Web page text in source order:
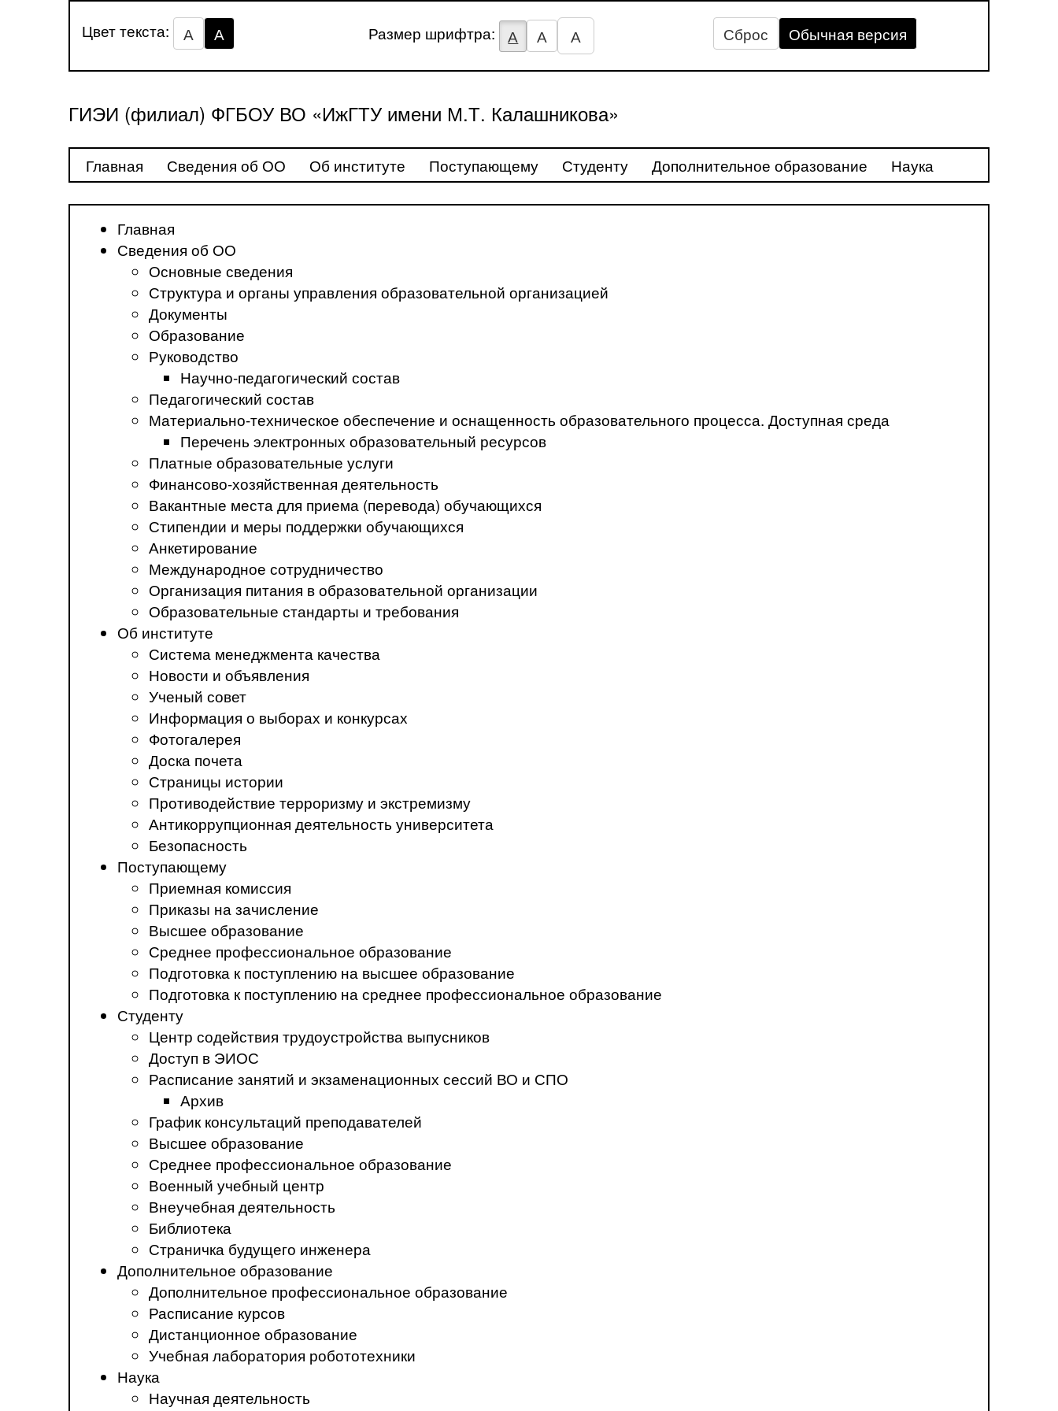
Цвет текста: А А Размер шрифтра: А А А Сброс Обычная версия
ГИЭИ (филиал) ФГБОУ ВО «ИжГТУ имени М.Т. Калашникова»
Главная Сведения об ОО Об институте Поступающему Студенту Дополнительное образование Наука
Главная
Сведения об ОО
Основные сведения
Структура и органы управления образовательной организацией
Документы
Образование
Руководство
Научно-педагогический состав
Педагогический состав
Материально-техническое обеспечение и оснащенность образовательного процесса. Доступная среда
Перечень электронных образовательный ресурсов
Платные образовательные услуги
Финансово-хозяйственная деятельность
Вакантные места для приема (перевода) обучающихся
Стипендии и меры поддержки обучающихся
Анкетирование
Международное сотрудничество
Организация питания в образовательной организации
Образовательные стандарты и требования
Об институте
Система менеджмента качества
Новости и объявления
Ученый совет
Информация о выборах и конкурсах
Фотогалерея
Доска почета
Страницы истории
Противодействие терроризму и экстремизму
Антикоррупционная деятельность университета
Безопасность
Поступающему
Приемная комиссия
Приказы на зачисление
Высшее образование
Среднее профессиональное образование
Подготовка к поступлению на высшее образование
Подготовка к поступлению на среднее профессиональное образование
Студенту
Центр содействия трудоустройства выпусников
Доступ в ЭИОС
Расписание занятий и экзаменационных сессий ВО и СПО
Архив
График консультаций преподавателей
Высшее образование
Среднее профессиональное образование
Военный учебный центр
Внеучебная деятельность
Библиотека
Страничка будущего инженера
Дополнительное образование
Дополнительное профессиональное образование
Расписание курсов
Дистанционное образование
Учебная лаборатория робототехники
Наука
Научная деятельность